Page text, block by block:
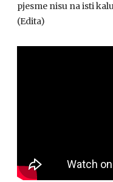
pjesme nisu na isti
(Edita)